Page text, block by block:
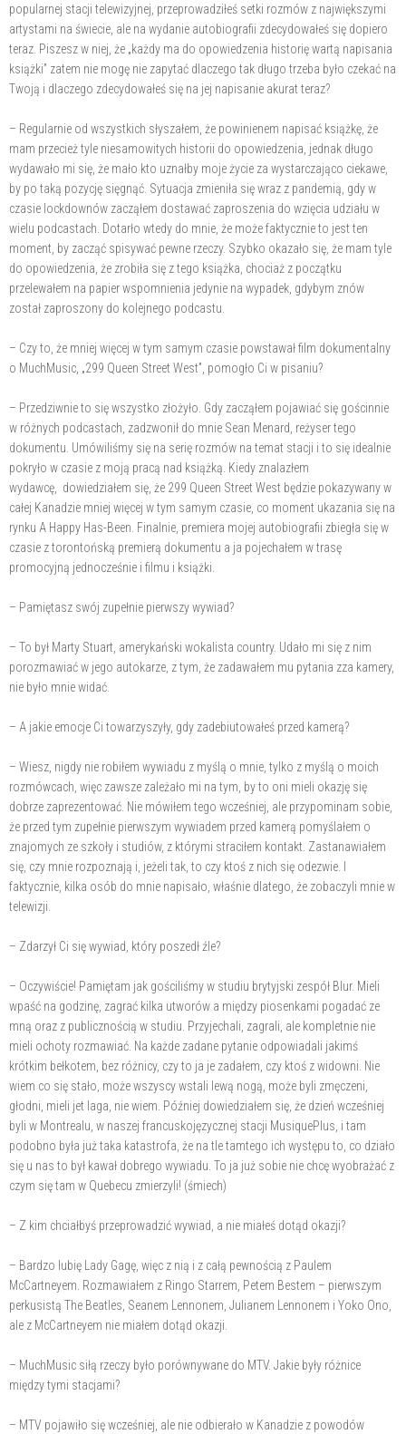
popularnej stacji telewizyjnej, przeprowadziłeś setki rozmów z największymi
artystami na świecie, ale na wydanie autobiografii zdecydowałeś się dopiero
teraz. Piszesz w niej, że „każdy ma do opowiedzenia historię wartą napisania
książki” zatem nie mogę nie zapytać dlaczego tak długo trzeba było czekać na
Twoją i dlaczego zdecydowałeś się na jej napisanie akurat teraz?
– Regularnie od wszystkich słyszałem, że powinienem napisać książkę, że
mam przecież tyle niesamowitych historii do opowiedzenia, jednak długo
wydawało mi się, że mało kto uznałby moje życie za wystarczająco ciekawe,
by po taką pozycję sięgnąć. Sytuacja zmieniła się wraz z pandemią, gdy w
czasie lockdownów zacząłem dostawać zaproszenia do wzięcia udziału w
wielu podcastach. Dotarło wtedy do mnie, że może faktycznie to jest ten
moment, by zacząć spisywać pewne rzeczy. Szybko okazało się, że mam tyle
do opowiedzenia, że zrobiła się z tego książka, chociaż z początku
przelewałem na papier wspomnienia jedynie na wypadek, gdybym znów
został zaproszony do kolejnego podcastu.
– Czy to, że mniej więcej w tym samym czasie powstawał film dokumentalny
o MuchMusic, „299 Queen Street West”, pomogło Ci w pisaniu?
– Przedziwnie to się wszystko złożyło. Gdy zacząłem pojawiać się gościnnie
w różnych podcastach, zadzwonił do mnie Sean Menard, reżyser tego
dokumentu. Umówiliśmy się na serię rozmów na temat stacji i to się idealnie
pokryło w czasie z moją pracą nad książką. Kiedy znalazłem
wydawcę, dowiedziałem się, że 299 Queen Street West będzie pokazywany w
całej Kanadzie mniej więcej w tym samym czasie, co moment ukazania się na
rynku A Happy Has-Been. Finalnie, premiera mojej autobiografii zbiegła się w
czasie z torontońską premierą dokumentu a ja pojechałem w trasę
promocyjną jednocześnie i filmu i książki.
– Pamiętasz swój zupełnie pierwszy wywiad?
– To był Marty Stuart, amerykański wokalista country. Udało mi się z nim
porozmawiać w jego autokarze, z tym, że zadawałem mu pytania zza kamery,
nie było mnie widać.
– A jakie emocje Ci towarzyszyły, gdy zadebiutowałeś przed kamerą?
– Wiesz, nigdy nie robiłem wywiadu z myślą o mnie, tylko z myślą o moich
rozmówcach, więc zawsze zależało mi na tym, by to oni mieli okazję się
dobrze zaprezentować. Nie mówiłem tego wcześniej, ale przypominam sobie,
że przed tym zupełnie pierwszym wywiadem przed kamerą pomyślałem o
znajomych ze szkoły i studiów, z którymi straciłem kontakt. Zastanawiałem
się, czy mnie rozpoznają i, jeżeli tak, to czy ktoś z nich się odezwie. I
faktycznie, kilka osób do mnie napisało, właśnie dlatego, że zobaczyli mnie w
telewizji.
– Zdarzył Ci się wywiad, który poszedł źle?
– Oczywiście! Pamiętam jak gościliśmy w studiu brytyjski zespół Blur. Mieli
wpaść na godzinę, zagrać kilka utworów a między piosenkami pogadać ze
mną oraz z publicznością w studiu. Przyjechali, zagrali, ale kompletnie nie
mieli ochoty rozmawiać. Na każde zadane pytanie odpowiadali jakimś
krótkim bełkotem, bez różnicy, czy to ja je zadałem, czy ktoś z widowni. Nie
wiem co się stało, może wszyscy wstali lewą nogą, może byli zmęczeni,
głodni, mieli jet laga, nie wiem. Później dowiedziałem się, że dzień wcześniej
byli w Montrealu, w naszej francuskojęzycznej stacji MusiquePlus, i tam
podobno była już taka katastrofa, że na tle tamtego ich występu to, co działo
się u nas to był kawał dobrego wywiadu. To ja już sobie nie chcę wyobrażać z
czym się tam w Quebecu zmierzyli! (śmiech)
– Z kim chciałbyś przeprowadzić wywiad, a nie miałeś dotąd okazji?
– Bardzo lubię Lady Gagę, więc z nią i z całą pewnością z Paulem
McCartneyem. Rozmawiałem z Ringo Starrem, Petem Bestem – pierwszym
perkusistą The Beatles, Seanem Lennonem, Julianem Lennonem i Yoko Ono,
ale z McCartneyem nie miałem dotąd okazji.
– MuchMusic siłą rzeczy było porównywane do MTV. Jakie były różnice
między tymi stacjami?
– MTV pojawiło się wcześniej, ale nie odbierało w Kanadzie z powodów